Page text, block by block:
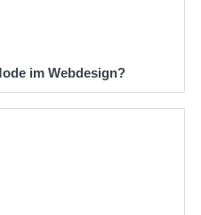
im Webdesign?